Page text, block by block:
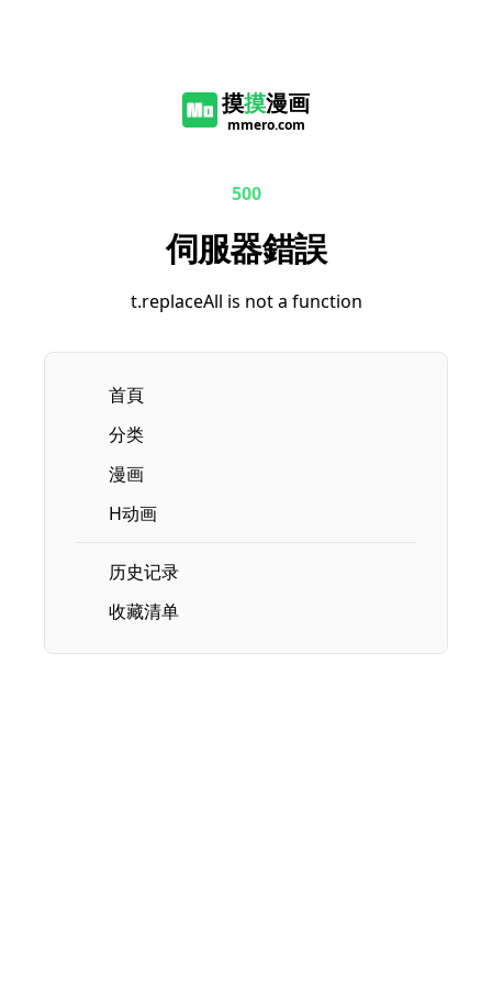
摸摸漫画
mmero.com
500
伺服器錯誤
t.replaceAll is not a function
首頁
分类
漫画
H动画
历史记录
收藏清单